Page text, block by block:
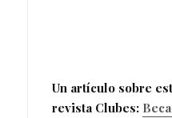
Un artículo sobre
revista Clubes: